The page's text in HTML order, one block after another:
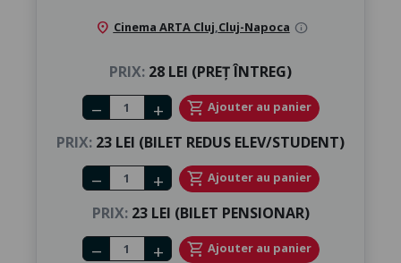
location_on Cinema ARTA Cluj Cluj-Napoca info
PRIX: 28 LEI (PREȚ ÎNTREG)
Number of tickets
remove add shopping_cart Ajouter au panier
PRIX: 23 LEI (BILET REDUS ELEV/STUDENT)
Number of tickets
remove add shopping_cart Ajouter au panier
PRIX:23 LEI (BILET PENSIONAR)
Number of tickets
remove add shopping_cart Ajouter au panier